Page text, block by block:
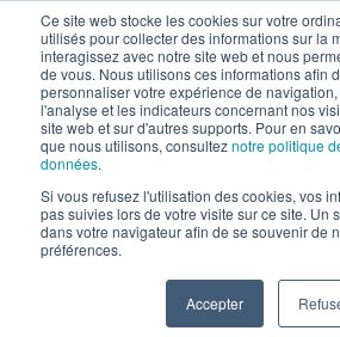
Ce site web stocke les cookies sur votre
utilisés pour collecter des informations sur la
interagissez avec notre site web et nous
de vous. Nous utilisons ces informations afin
personnaliser votre expérience de
l'analyse et les indicateurs concernant nos
site web et sur d'autres supports. Pour en
que nous utilisons, consulteznotre politique
données.
Si vous refusez l'utilisation des cookies, vos
pas suivies lors de votre visite sur ce site. Un
dans votre navigateur afin de se souvenir de
préférences.
Accepter
Articles sur